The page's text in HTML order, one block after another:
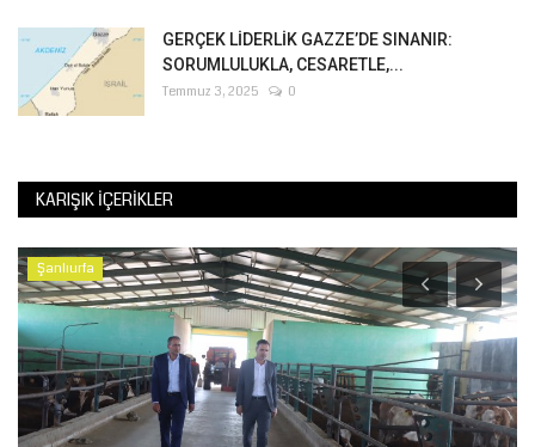
GERÇEK LİDERLİK GAZZE’DE SINANIR:
SORUMLULUKLA, CESARETLE,...
Temmuz 3, 2025 0
KARIŞIK İÇERIKLER
Şanlıurfa